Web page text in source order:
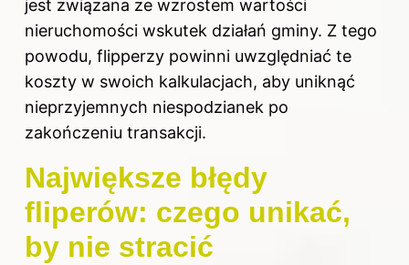
jest związana ze wzrostem wartości
nieruchomości wskutek działań gminy. Z tego
powodu, flipperzy powinni uwzględniać te
koszty w swoich kalkulacjach, aby uniknąć
nieprzyjemnych niespodzianek po
zakończeniu transakcji.
Największe błędy
fliperów: czego unikać,
by nie stracić